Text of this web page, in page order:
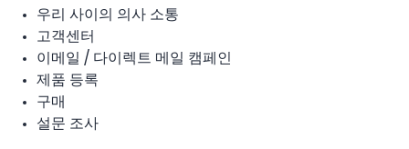
우리 사이의 의사 소통
고객센터
이메일 / 다이렉트 메일 캠페인
제품 등록
구매
설문 조사